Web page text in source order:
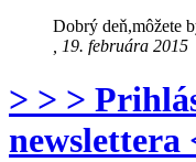
Dobrý deň,môžete
, 19. februára 2015
> > >
newslettera